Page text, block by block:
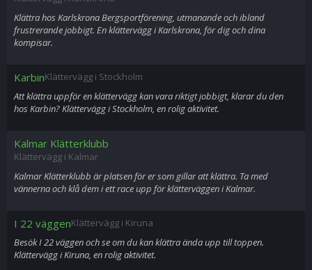
Klättra hos Karlskrona Bergsportförening, utmanande och ibland
frustrerande jobbigt. En klättervägg i Karlskrona, för dig och dina
kompisar.
KarbinKlättervägg i Stockholm
Att klättra uppför en klättervägg kan vara riktigt jobbigt, klarar du den
hos Karbin? Klättervägg i Stockholm, en rolig aktivitet.
Kalmar Klätterklubb
Klättervägg i Kalmar
Kalmar Klätterklubb är platsen för er som gillar att klättra. Ta med
vännerna och klå dem i ett race upp för klätterväggen i Kalmar.
I 22 väggenKlättervägg i Kiruna
Besök I 22 väggen och se om du kan klättra ända upp till toppen.
Klättervägg i Kiruna, en rolig aktivitet.